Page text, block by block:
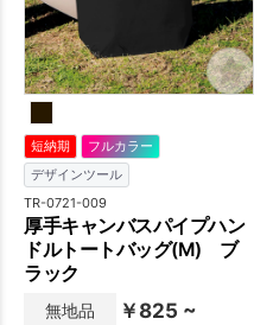
短納期
フルカラー
デザインツール
TR-0721-009
厚手キャンバスパイプハン
ドルトートバッグ(M) ブ
ラック
無地品 ￥825 ~